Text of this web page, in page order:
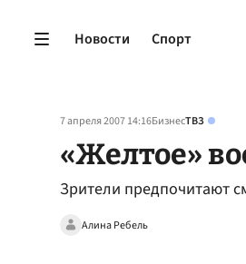
Новости Спорт
7 апреля 2007 14:16БизнесТВЗ
«Желтое»
Зрители предпочитают
Алина Ребель